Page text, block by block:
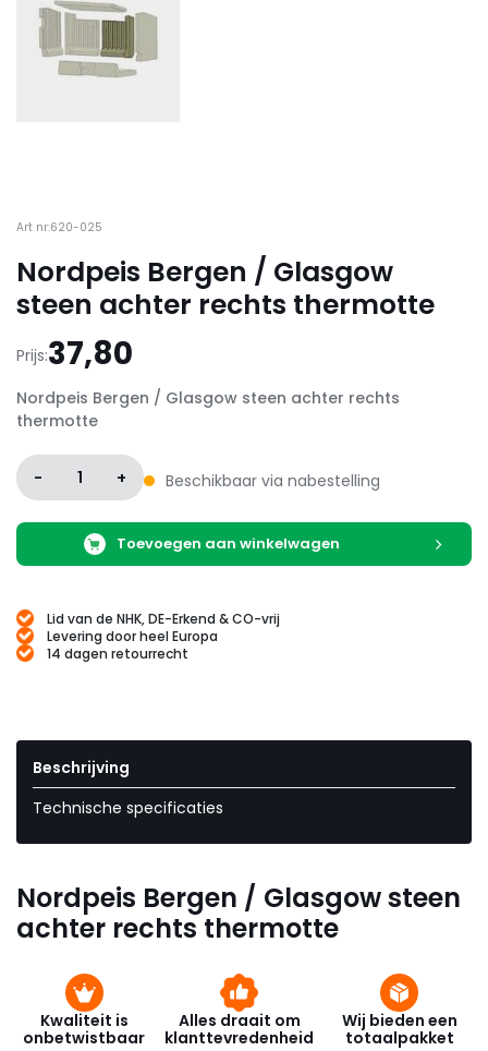
Art nr:620-025
Nordpeis Bergen / Glasgow
steen achter rechts thermotte
Prijs:37,80
Nordpeis Bergen / Glasgow steen achter rechts
thermotte
- 1 + Beschikbaar via nabestelling
Toevoegen aan winkelwagen
Lid van de NHK, DE-Erkend & CO-vrij
Levering door heel Europa
14 dagen retourrecht
Beschrijving
Technische specificaties
Nordpeis Bergen / Glasgow steen
achter rechts thermotte
Kwaliteit is
onbetwistbaar
Alles draait om
klanttevredenheid
Wij bieden een
totaalpakket